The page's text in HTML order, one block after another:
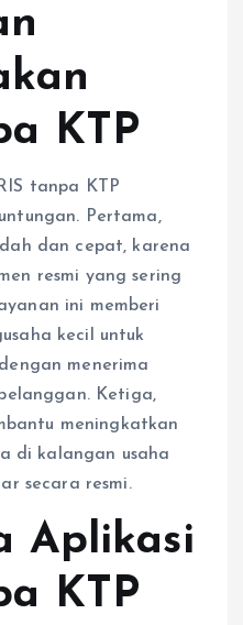
KTP
tanpa KTP
Pertama,
dan cepat, karena
resmi yang sering
ini memberi
kecil untuk
menerima
Ketiga,
meningkatkan
di kalangan usaha
secara resmi.
Aplikasi
KTP